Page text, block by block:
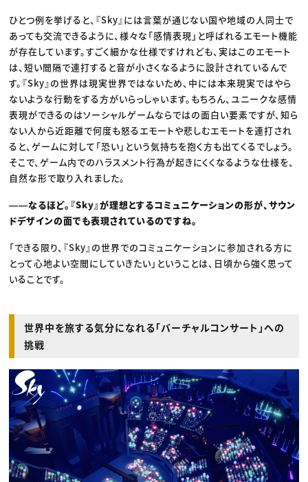
ひとつ例を挙げると、『Sky』には言葉が通じない国や地域の人同士で
あっても交流できるように、様々な「感情表現」と呼ばれるエモート機能
が存在しています。すごく細かな仕様ですけれども、実はこのエモート
は、短い間隔で連打すると音が小さくなるように設計されているんで
す。『Sky』の世界は現実世界ではないため、中には本来現実ではやら
ないような行動をする方がいらっしゃいます。もちろん、ユニークな感情
表現ができるのはソーシャルゲームならではの面白い要素ですが、知ら
ない人から近距離で何度も怒るエモートや悲しむエモートを連打され
ると、ゲームに対して「恐い」という気持ちを抱く方も出てくるでしょう。
そこで、ゲーム内でのハラスメント行為が起きにくくなるような仕様を、
自然な形で取り入れました。
――なるほど。『Sky』が理想とするコミュニケーションの形が、サウン
ドデザインの面でも表現されているのですね。
「できる限り、『Sky』の世界でのコミュニケーションに参加される方に
とって心地よい空間にしていきたい」ということは、日頃から強く思って
いることです。
世界中を旅する気分になれる「バーチャルコンサート」への
挑戦